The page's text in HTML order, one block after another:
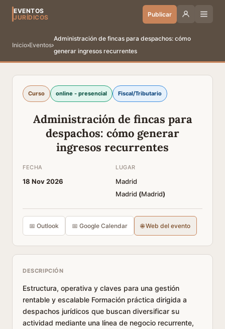
EVENTOS
JURÍDICOS
Publicar
Inicio›Eventos›
Administración de fincas para despachos: cómo
generar ingresos recurrentes
Curso online - presencial Fiscal/Tributario
Administración de fincas para
despachos: cómo generar
ingresos recurrentes
FECHA
18 Nov 2026
LUGAR
Madrid
Madrid (Madrid)
📅 Outlook 📅 Google Calendar 🌐 Web del evento
DESCRIPCIÓN
Estructura, operativa y claves para una gestión
rentable y escalable Formación práctica dirigida a
despachos jurídicos que buscan diversificar su
actividad mediante una línea de negocio recurrente,